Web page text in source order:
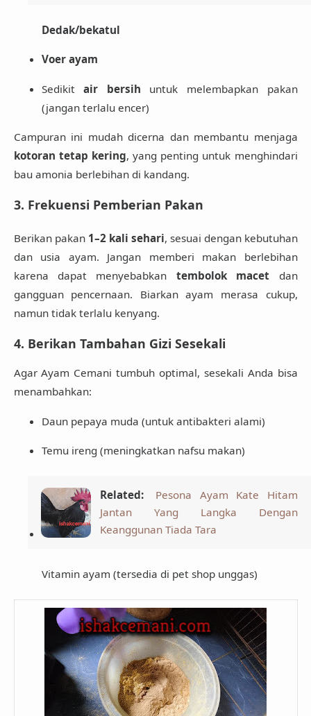
Dedak/bekatul
Voer ayam
Sedikitair bersih untuk melembapkan pakan
(jangan terlalu encer)
Campuran ini mudah dicerna dan membantu menjaga
kotoran tetap kering, yang penting untuk menghindari
bau amonia berlebihan di kandang.
3. Frekuensi Pemberian Pakan
Berikan pakan 1–2 kali sehari, sesuai dengan kebutuhan
dan usia ayam. Jangan memberi makan berlebihan
karena dapat menyebabkan tembolok macet dan
gangguan pencernaan. Biarkan ayam merasa cukup,
namun tidak terlalu kenyang.
4. Berikan Tambahan Gizi Sesekali
Agar Ayam Cemani tumbuh optimal, sesekali Anda bisa
menambahkan:
Daun pepaya muda (untuk antibakteri alami)
Temu ireng (meningkatkan nafsu makan)
Related:
Pesona Ayam Kate Hitam
Jantan Yang Langka Dengan
Keanggunan Tiada Tara
Vitamin ayam (tersedia di pet shop unggas)